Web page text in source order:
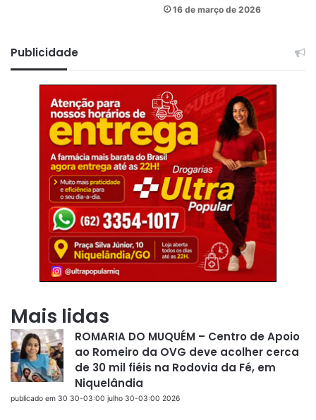
16 de março de 2026
Publicidade
Mais lidas
ROMARIA DO MUQUÉM – Centro de Apoio
ao Romeiro da OVG deve acolher cerca
de 30 mil fiéis na Rodovia da Fé, em
Niquelândia
publicado em 30 30-03:00 julho 30-03:00 2026